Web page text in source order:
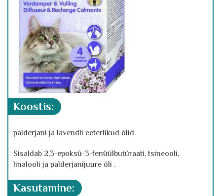
koostis:
palderjani ja lavendli eeterlikud õlid.
Sisaldab 2,3-epoksü-3-fenüülbutüraati, tsineooli,
linalooli ja palderjanijuure õli .
kasutamine: